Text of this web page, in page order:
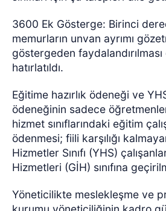
3600 Ek Gösterge: Birinci
memurların unvan ayrımı
göstergeden
hatırlatıldı.
Eğitime hazırlık ödeneği ve YHS
ödeneğinin sadece
hizmet sınıflarındaki eğitim
ödenmesi; fiili karşılığı
Hizmetler Sınıfı (YHS)
Hizmetleri (GİH) sınıfına
Yöneticilikte meslekleşme ve